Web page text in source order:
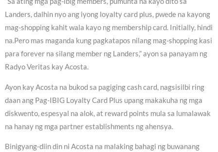
Landers, dalhin nyo ang iyong loyalty card plus, pwede na kayong
mag-shopping kahit wala kayo ng membership card. Initially, hindi
na.Pero mas maganda kung pagkatapos nilang mag-shopping kasi
para forever na silang member ng Landers,” ayon sa panayam ng
Radyo Veritas kay Acosta.
Ayon kay Acosta na bukod sa pagiging cash card, nagsisilbi ring
daan ang Pag-IBIG Loyalty Card Plus upang makakuha ng mga
diskwento, espesyal na alok, at reward points mula sa lumalawak
na hanay ng mga partner establishments ng ahensya.
Binigyang-diin din ni Acosta na malaking bahagi ng buwanang